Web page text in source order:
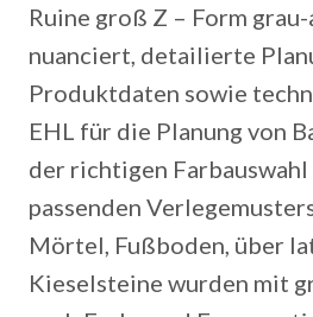
Ruine groß Z – Form
nuanciert, detailierte
Produktdaten sowie
EHL für die Planung von
der richtigen Farbauswahl
passenden
Mörtel, Fußboden, über
Kieselsteine wurden mit